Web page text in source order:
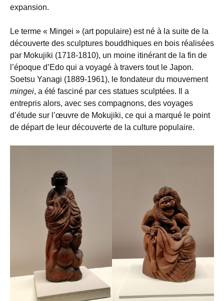
expansion.
Le terme « Mingei » (art populaire) est né à la suite de la
découverte des sculptures bouddhiques en bois réalisées
par Mokujiki (1718-1810), un moine itinérant de la fin de
l’époque d’Edo qui a voyagé à travers tout le Japon.
Soetsu Yanagi (1889-1961), le fondateur du mouvement
mingei, a été fasciné par ces statues sculptées. Il a
entrepris alors, avec ses compagnons, des voyages
d’étude sur l’œuvre de Mokujiki, ce qui a marqué le point
de départ de leur découverte de la culture populaire.